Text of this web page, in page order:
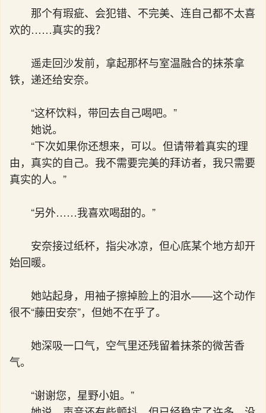
那个有瑕疵、会犯错、不完美、连自己都不太喜
欢的……真实的我？
遥走回沙发前，拿起那杯与室温融合的抹茶拿
铁，递还给安奈。
“这杯饮料，带回去自己喝吧。”
她说。
“下次如果你还想来，可以。但请带着真实的理
由，真实的自己。我不需要完美的拜访者，我只需要
真实的人。”
“另外……我喜欢喝甜的。”
安奈接过纸杯，指尖冰凉，但心底某个地方却开
始回暖。
她站起身，用袖子擦掉脸上的泪水——这个动作
很不“藤田安奈”，但她不在乎了。
她深吸一口气，空气里还残留着抹茶的微苦香
气。
“谢谢您，星野小姐。”